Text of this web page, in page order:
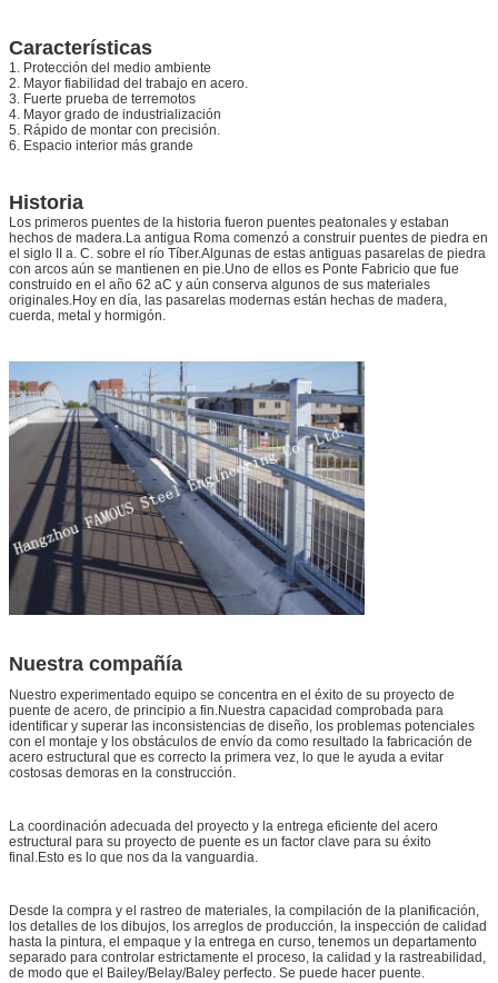
Características
1. Protección del medio ambiente
2. Mayor fiabilidad del trabajo en acero.
3. Fuerte prueba de terremotos
4. Mayor grado de industrialización
5. Rápido de montar con precisión.
6. Espacio interior más grande
Historia
Los primeros puentes de la historia fueron puentes peatonales y estaban
hechos de madera.La antigua Roma comenzó a construir puentes de piedra en
el siglo II a. C. sobre el río Tíber.Algunas de estas antiguas pasarelas de piedra
con arcos aún se mantienen en pie.Uno de ellos es Ponte Fabricio que fue
construido en el año 62 aC y aún conserva algunos de sus materiales
originales.Hoy en día, las pasarelas modernas están hechas de madera,
cuerda, metal y hormigón.
Nuestra compañía
Nuestro experimentado equipo se concentra en el éxito de su proyecto de
puente de acero, de principio a fin.Nuestra capacidad comprobada para
identificar y superar las inconsistencias de diseño, los problemas potenciales
con el montaje y los obstáculos de envío da como resultado la fabricación de
acero estructural que es correcto la primera vez, lo que le ayuda a evitar
costosas demoras en la construcción.
La coordinación adecuada del proyecto y la entrega eficiente del acero
estructural para su proyecto de puente es un factor clave para su éxito
final.Esto es lo que nos da la vanguardia.
Desde la compra y el rastreo de materiales, la compilación de la planificación,
los detalles de los dibujos, los arreglos de producción, la inspección de calidad
hasta la pintura, el empaque y la entrega en curso, tenemos un departamento
separado para controlar estrictamente el proceso, la calidad y la rastreabilidad,
de modo que el Bailey/Belay/Baley perfecto. Se puede hacer puente.